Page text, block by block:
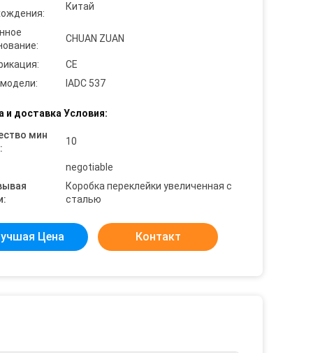
Китай
CHUAN ZUAN
CE
IADC 537
и доставка Условия:
мин
10
negotiable
Коробка переклейки увеличенная с
сталью
Цена Контакт